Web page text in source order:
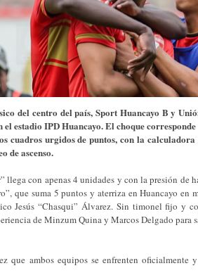
del centro del país, Sport Huancayo B y
el estadio IPD Huancayo. El choque
cuadros urgidos de puntos, con la
de ascenso.
llega con apenas 4 unidades y con la presión de
que suma 5 puntos y aterriza en Huancayo en
Jesús “Chasqui” Álvarez. Sin timonel fijo y
de Minzum Quina y Marcos Delgado para
que ambos equipos se enfrenten